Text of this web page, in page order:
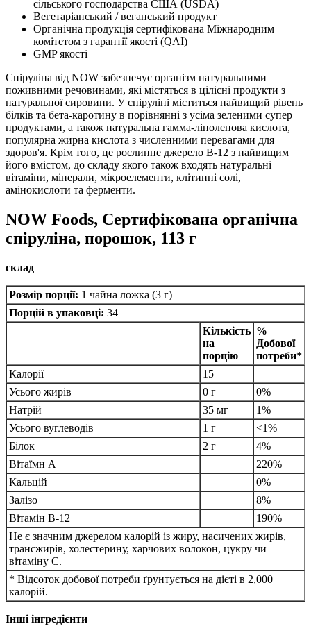
сільського господарства США (USDA)
Вегетаріанський / веганський продукт
Органічна продукція сертифікована Міжнародним
комітетом з гарантії якості (QAI)
GMP якості
Спіруліна від NOW забезпечує організм натуральними
поживними речовинами, які містяться в цілісні продукти з
натуральної сировини. У спіруліні міститься найвищий рівень
білків та бета-каротину в порівнянні з усіма зеленими супер
продуктами, а також натуральна гамма-ліноленова кислота,
популярна жирна кислота з численними перевагами для
здоров'я. Крім того, це рослинне джерело B-12 з найвищим
його вмістом, до складу якого також входять натуральні
вітаміни, мінерали, мікроелементи, клітинні солі,
амінокислоти та ферменти.
NOW Foods, Сертифікована органічна
спіруліна, порошок, 113 г
склад
Розмір порції: 1 чайна ложка (3 г)
Порцій в упаковці: 34
Кількість
на
порцію
%
Добової
потреби*
Калорії
15
Усього жирів
0 г
0%
Натрій
35 мг
1%
Усього вуглеводів
1 г
<1%
Білок
2 г
4%
Вітаїмн A
220%
Кальцій
0%
Залізо
8%
Вітамін B-12
190%
Не є значним джерелом калорій із жиру, насичених жирів,
трансжирів, холестерину, харчових волокон, цукру чи
вітаміну C.
* Відсоток добової потреби ґрунтується на дієті в 2,000
калорій.
Інші інгредієнти